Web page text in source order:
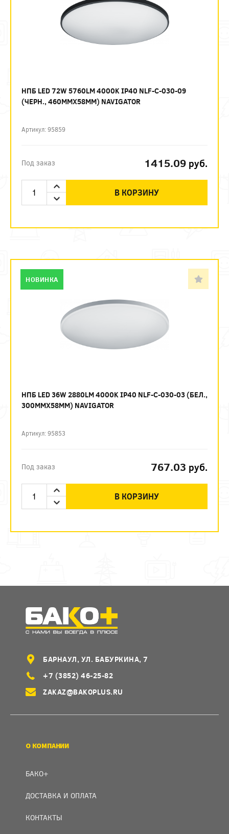
НПБ LED 72W 5760LM 4000K IP40 NLF-C-030-09
(ЧЕРН., 460ММХ58ММ) NAVIGATOR
Артикул: 95859
Под заказ 1415.09 руб.
В КОРЗИНУ
НПБ LED 36W 2880LM 4000K IP40 NLF-C-030-03 (БЕЛ.,
300ММХ58ММ) NAVIGATOR
Артикул: 95853
Под заказ 767.03 руб.
В КОРЗИНУ
НОВИНКА
БАРНАУЛ, УЛ. БАБУРКИНА, 7
+7 (3852) 46-25-82
ZAKAZ@BAKOPLUS.RU
О КОМПАНИИ
БАКО+
ДОСТАВКА И ОПЛАТА
КОНТАКТЫ